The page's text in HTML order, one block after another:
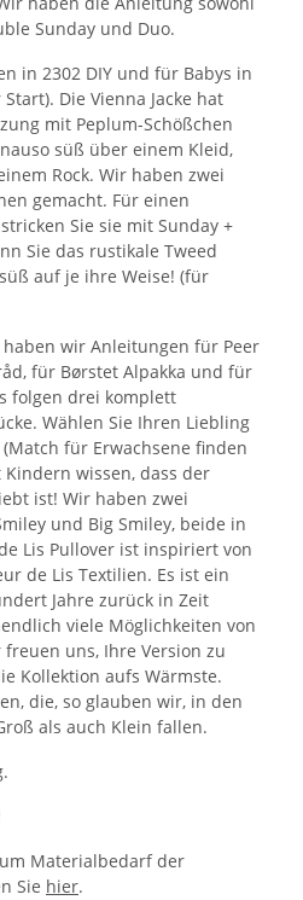
Sunday und Duo.
in 2302 DIY und für Babys in
Die Vienna Jacke hat
mit Peplum-Schößchen
süß über einem Kleid,
Rock. Wir haben zwei
gemacht. Für einen
Sie sie mit Sunday +
Sie das rustikale Tweed
auf je ihre Weise! (für
wir Anleitungen für Peer
für Børstet Alpakka und für
folgen drei komplett
Wählen Sie Ihren Liebling
für Erwachsene finden
Kindern wissen, dass der
ist! Wir haben zwei
und Big Smiley, beide in
Lis Pullover ist inspiriert von
de Lis Textilien. Es ist ein
Jahre zurück in Zeit
viele Möglichkeiten von
uns, Ihre Version zu
Kollektion aufs Wärmste.
die, so glauben wir, in den
als auch Klein fallen.
Materialbedarf der
Sie hier.